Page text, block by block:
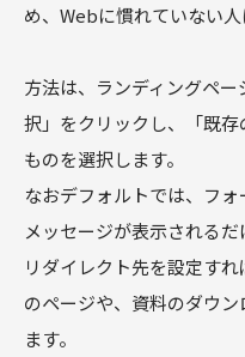
め、Webに慣れていない人
方法は、ランディングペ
択」をクリックし、「既
ものを選択します。
なおデフォルトでは、フ
メッセージが表示されるだ
リダイレクト先を設定す
のページや、資料のダウ
ます。